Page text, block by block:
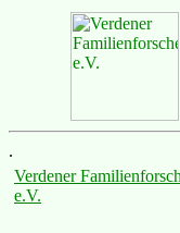
.
Verdener
e.V.